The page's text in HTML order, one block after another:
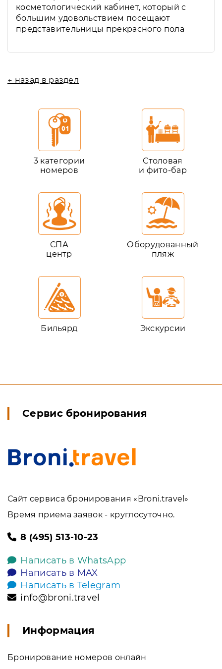
косметологический кабинет, который с
большим удовольствием посещают
представительницы прекрасного пола
← назад в раздел
3 категории
номеров
Столовая
и фито-бар
СПА
центр
Оборудованный
пляж
Бильярд Экскурсии
Сервис бронирования
Сайт сервиса бронирования «Broni.travel»
Время приема заявок - круглосуточно.
8 (495) 513-10-23
Написать в WhatsApp
Написать в MAX
Написать в Telegram
info@broni.travel
Информация
Бронирование номеров онлайн